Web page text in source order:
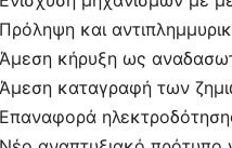
Πρόληψη και
Άμεση κήρυξη ως
Άμεση καταγραφή των
Επαναφορά